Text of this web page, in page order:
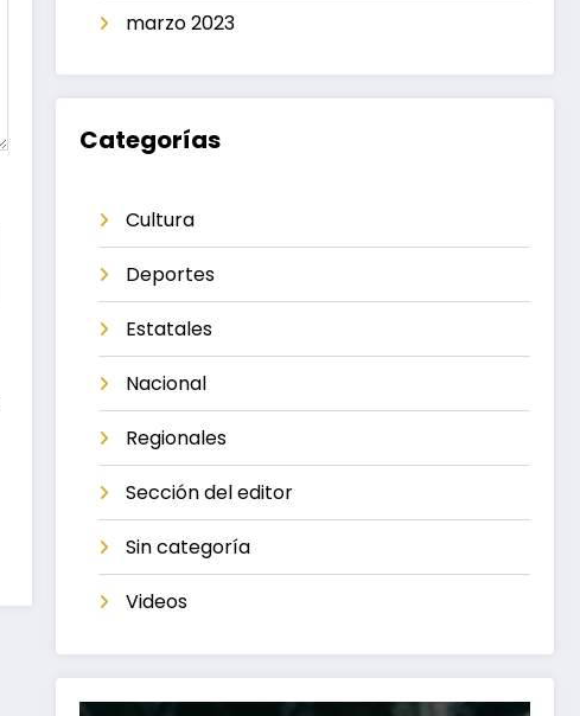
marzo 2023
Categorías
Cultura
Deportes
Estatales
Nacional
Regionales
Sección del editor
Sin categoría
Videos